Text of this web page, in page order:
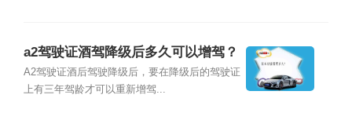
a2驾驶证酒驾降级后多久可以增驾？
A2驾驶证酒后驾驶降级后，要在降级后的驾驶证
上有三年驾龄才可以重新增驾...